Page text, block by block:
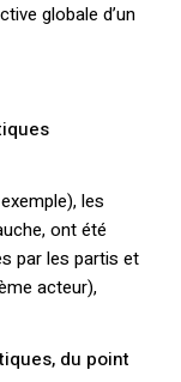
globale d’un
les
ont été
par les partis et
acteur),
du point